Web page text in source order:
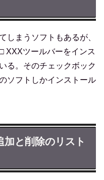
しまうソフトもあるが、
XXXツールバーをインス
る。そのチェックボック
ソフトしかインストール
と削除のリスト